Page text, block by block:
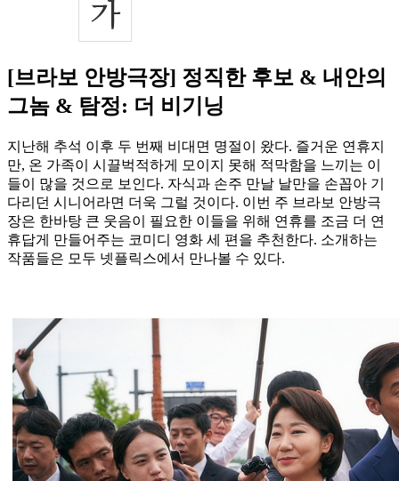
[브라보 안방극장] 정직한 후보 & 내안의
그놈 & 탐정: 더 비기닝
지난해 추석 이후 두 번째 비대면 명절이 왔다. 즐거운 연휴지
만, 온 가족이 시끌벅적하게 모이지 못해 적막함을 느끼는 이
들이 많을 것으로 보인다. 자식과 손주 만날 날만을 손꼽아 기
다리던 시니어라면 더욱 그럴 것이다. 이번 주 브라보 안방극
장은 한바탕 큰 웃음이 필요한 이들을 위해 연휴를 조금 더 연
휴답게 만들어주는 코미디 영화 세 편을 추천한다. 소개하는
작품들은 모두 넷플릭스에서 만나볼 수 있다.